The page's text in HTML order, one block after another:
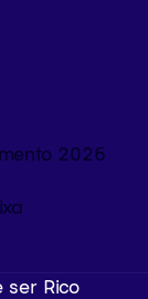
2026
ser Rico